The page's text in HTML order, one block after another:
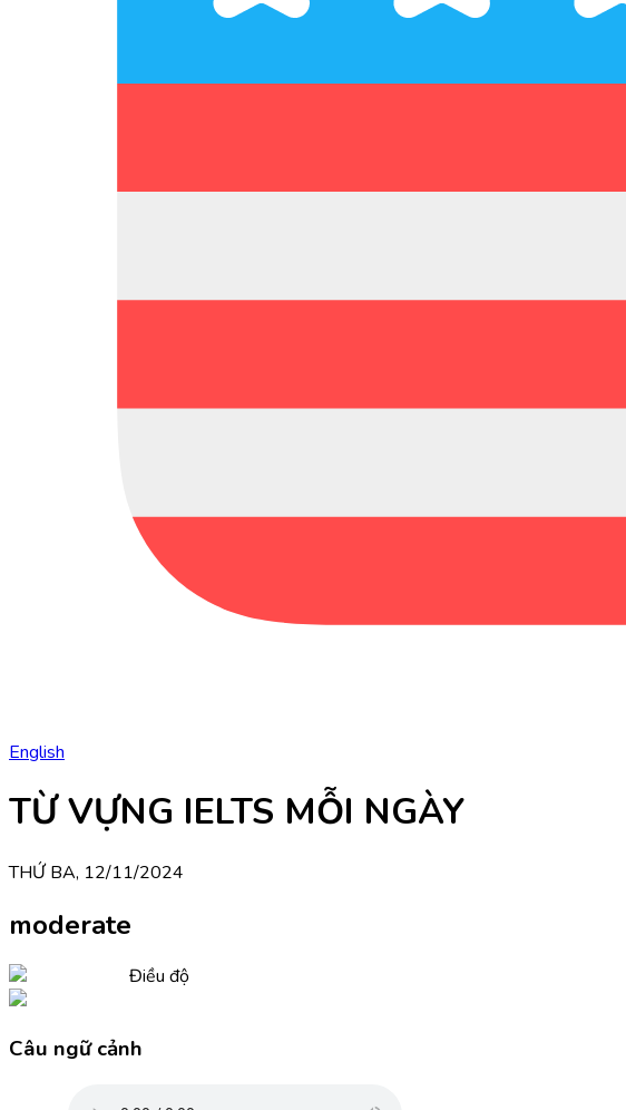
English
TỪ VỰNG IELTS MỖI NGÀY
THỨ BA, 12/11/2024
moderate
Điều độ
Câu ngữ cảnh